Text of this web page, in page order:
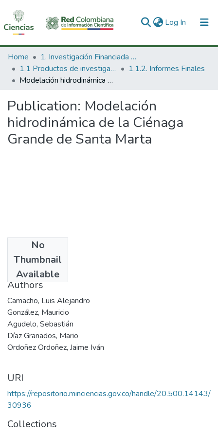
Log In (current)
Communities & Collections
All of DSpace
Home
1. Investigación Financiada con Recursos Públicos
1.1 Productos de investigación
1.1.2. Informes Finales
Modelación hidrodinámica de la Ciénaga Grande de Santa Marta
Publication: Modelación
hidrodinámica de la Ciénaga
Grande de Santa Marta
No
Thumbnail
Available
1993
Authors
Camacho, Luis Alejandro
González, Mauricio
Agudelo, Sebastián
Díaz Granados, Mario
Ordoñez Ordoñez, Jaime Iván
URI
https://repositorio.minciencias.gov.co/handle/20.500.14143/
30936
Collections